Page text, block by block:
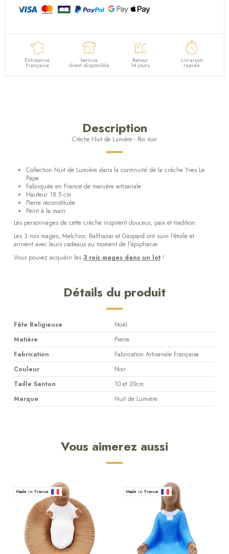
Entreprise
Française
Service
client disponible
Retour
14 jours
Livraison
rapide
Description
Crèche Nuit de Lumière - Roi noir
Collection Nuit de Lumière dans la continuité de la crèche Yves Le
Pape
Fabriquée en France de manière artisanale
Hauteur 18.5 cm
Pierre reconstituée
Peint à la main
Les personnages de cette crèche inspirent douceur, paix et tradition.
Les 3 rois mages, Melchior, Balthazar et Gaspard ont suivi l'étoile et
arrivent avec leurs cadeaux au moment de l'épiphanie.
Vous pouvez acquérir les 3 rois mages dans un lot !
Détails du produit
Fête Religieuse
Noël
Matière
Pierre
Fabrication
Fabrication Artisanale Française
Couleur
Noir
Taille Santon
10 et 20cm
Marque
Nuit de Lumière
Vous aimerez aussi
Made in France Made in France